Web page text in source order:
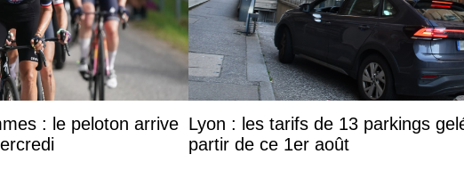
: le peloton arrive Lyon : les tarifs de 13 parkings
partir de ce 1er août